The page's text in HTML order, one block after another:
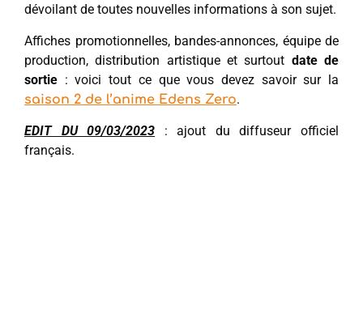
dévoilant de toutes nouvelles informations à son sujet.
Affiches promotionnelles, bandes-annonces, équipe de
production, distribution artistique et surtout date de
sortie : voici tout ce que vous devez savoir sur la
saison 2 de l’anime Edens Zero.
EDIT DU 09/03/2023 : ajout du diffuseur officiel
français.